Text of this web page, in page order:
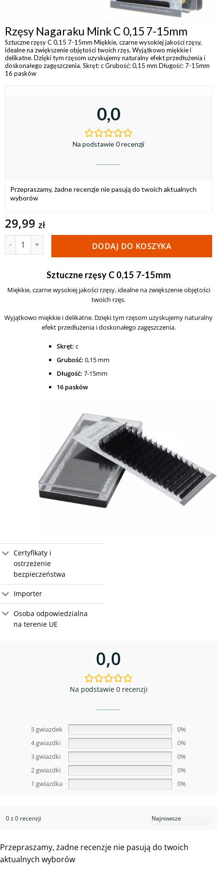
Rzęsy Nagaraku Mink C 0,15 7-15mm
Sztuczne rzęsy C 0,15 7-15mm Miękkie, czarne wysokiej jakości rzęsy,
idealne na zwiększenie objętości twoich rzęs. Wyjątkowo miękkie i
delikatne. Dzięki tym rzęsom uzyskujemy naturalny efekt przedłużenia i
doskonałego zagęszczenia. Skręt: c Grubość: 0,15 mm Długość: 7-15mm
16 pasków
0,0
Na podstawie 0 recenzji
Przepraszamy, żadne recenzje nie pasują do twoich aktualnych
wyborów
29,99 zł
ilość Rzęsy Nagaraku Mink C 0,15 7-15mm
DODAJ DO KOSZYKA
Sztuczne rzęsy C 0,15 7-15mm
Miękkie, czarne wysokiej jakości rzęsy, idealne na zwiększenie objętości
twoich rzęs.
Wyjątkowo miękkie i delikatne. Dzięki tym rzęsom uzyskujemy naturalny
efekt przedłużenia i doskonałego zagęszczenia.
Skręt: c
Grubość: 0,15 mm
Długość: 7-15mm
16 pasków
Certyfikaty i
ostrzeżenie
bezpieczeństwa
Importer
Osoba odpowiedzialna
na terenie UE
0,0
Na podstawie 0 recenzji
5 gwiazdek
0%
4 gwiazdki
0%
3 gwiazdki
0%
2 gwiazdki
0%
1 gwiazdka
0%
0 z 0 recenzji
Przepraszamy, żadne recenzje nie pasują do twoich
aktualnych wyborów